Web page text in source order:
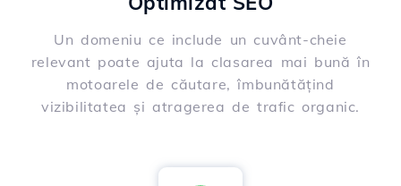
Un domeniu ce include un cuvânt-cheie
relevant poate ajuta la clasarea mai bună în
motoarele de căutare, îmbunătățind
vizibilitatea și atragerea de trafic organic.